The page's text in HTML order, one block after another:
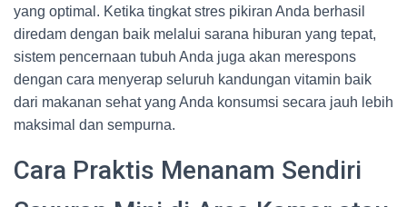
yang optimal. Ketika tingkat stres pikiran Anda berhasil
diredam dengan baik melalui sarana hiburan yang tepat,
sistem pencernaan tubuh Anda juga akan merespons
dengan cara menyerap seluruh kandungan vitamin baik
dari makanan sehat yang Anda konsumsi secara jauh lebih
maksimal dan sempurna.
Cara Praktis Menanam Sendiri